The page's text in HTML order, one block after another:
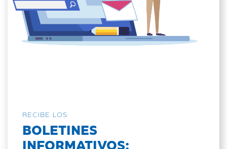
RECIBE LOS
BOLETINES
INFORMATIVOS: